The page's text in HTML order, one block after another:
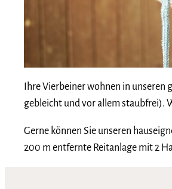
Ihre Vierbeiner wohnen in
gebleicht und vor allem staubfrei).
Gerne können Sie unseren
200 m entfernte Reitanlage mit 2